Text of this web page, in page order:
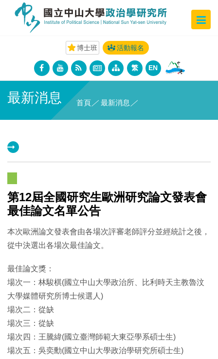
博士班 活動報名
繁 EN
最新消息 首頁 ／ 最新消息 ／
第12屆全國研究生歐洲研究論文發表會
最佳論文名單公告
本次歐洲論文發表會由各場次評審老師評分並經統計之後，
從中決選出各場次最佳論文。
最佳論文獎：
場次一：林駿棋(國立中山大學政治所、比利時天主教魯汶
大學媒體研究所博士候選人)
場次二：從缺
場次三：從缺
場次四：王騰緯(國立臺灣師範大東亞學系碩士生)
場次五：吳奕勳(國立中山大學政治學研究所碩士生)